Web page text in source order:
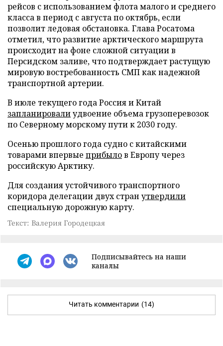
рейсов с использованием флота малого и среднего
класса в период с августа по октябрь, если
позволит ледовая обстановка. Глава Росатома
отметил, что развитие арктического маршрута
происходит на фоне сложной ситуации в
Персидском заливе, что подтверждает растущую
мировую востребованность СМП как надежной
транспортной артерии.
В июле текущего года Россия и Китай
запланировалиудвоение объема грузоперевозок
по Северному морскому пути к 2030 году.
Осенью прошлого года судно с китайскими
товарами впервые прибылов Европу через
российскую Арктику.
Для создания устойчивого транспортного
коридора делегации двух стран утвердили
специальную дорожную карту.
Текст: Валерия Городецкая
Подписывайтесь на наши
каналы
Читать комментарии (14)